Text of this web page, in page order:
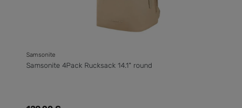
Samsonite
Samsonite 4Pack Rucksack 14.1" round